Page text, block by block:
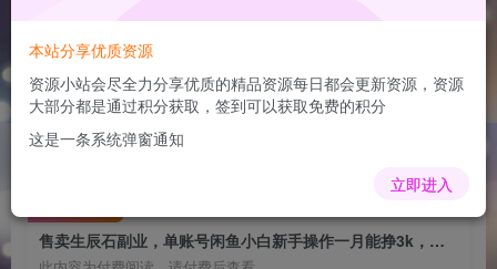
售卖生辰石副业，单账号闲鱼小白新手操作一月能
挣3k，你做还是不做?
1年前更新
74 15
售卖生辰石副业，单账号闲鱼小白新手操作一月能挣3k，你做还是不做?
本站分享优质资源
资源小站会尽全力分享优质的精品资源每日都会更新资源，资源
大部分都是通过积分获取，签到可以获取免费的积分
这是一条系统弹窗通知
立即进入